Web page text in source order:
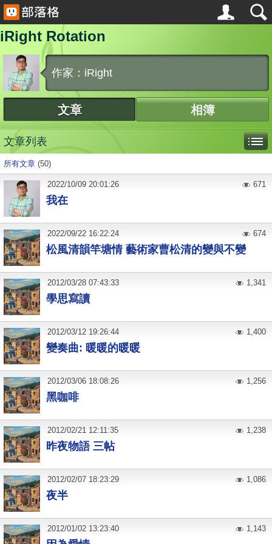
iRight Rotation
作家：iRight
文章 相簿
文章列表
所有文章 (50)
我在
2022/10/09 20:01:26 671
松風清韻竿塘情 藝術家曹松清的變與不變
2022/09/22 16:22:24 674
學思寫讀
2012/03/28 07:43:33 1,341
變奏曲: 暖暖的暖暖
2012/03/12 19:26:44 1,400
黑咖啡
2012/03/06 18:08:26 1,256
昨夜物語 三帖
2012/02/21 12:11:35 1,238
夜半
2012/02/07 18:23:29 1,086
2012/01/02 13:23:40 1,143